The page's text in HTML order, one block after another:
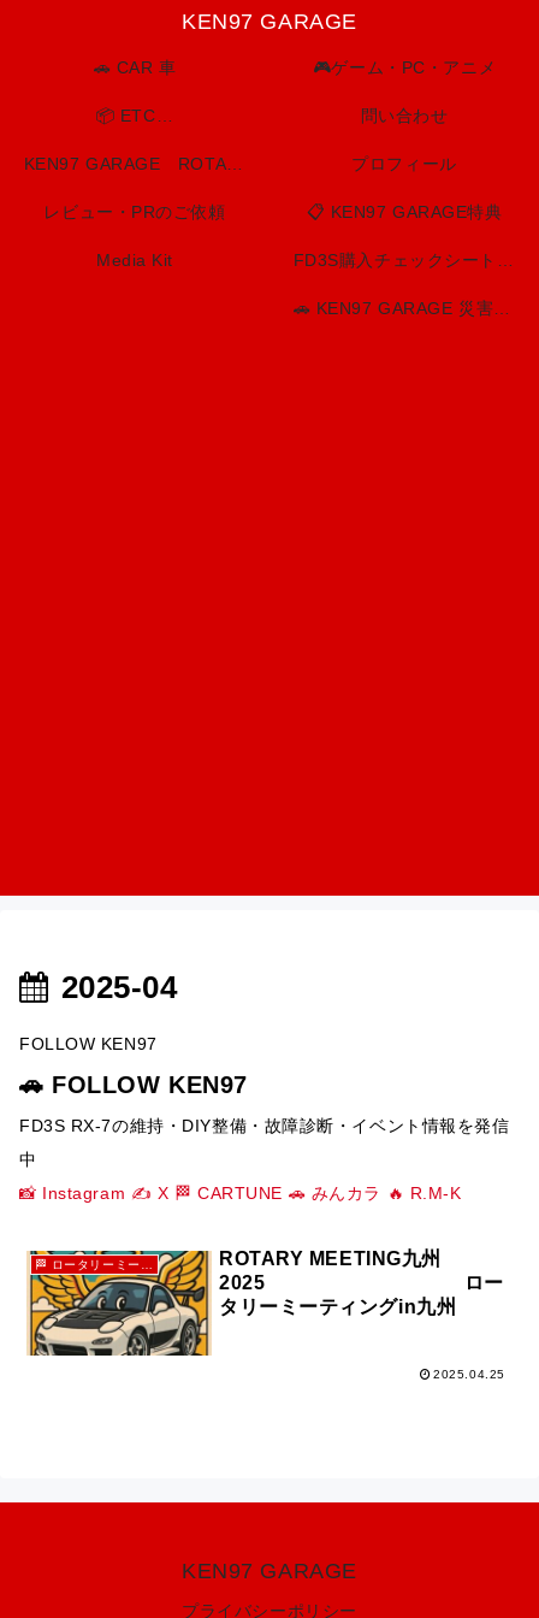
KEN97 GARAGE
🚗 CAR 車 🎮ゲーム・PC・アニメ
📦 ETC… 問い合わせ
プロフィール
レビュー・PRのご依頼 📋 KEN97 GARAGE特典
Media Kit
2025-04
FOLLOW KEN97
🚗 FOLLOW KEN97
FD3S RX-7の維持・DIY整備・故障診断・イベント情報を発信
中
📸 Instagram ✍️ X 🏁 CARTUNE 🚗 みんカラ 🔥 R.M-K
ROTARY MEETING九州
2025 ロー
タリーミーティングin九州
2025.04.25
KEN97 GARAGE
プライバシーポリシー